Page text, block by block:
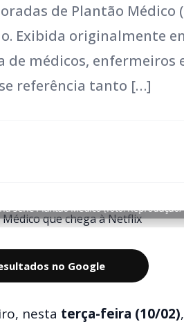
de Plantão Médico
Exibida originalmente
médicos, enfermeiros
referência tanto […]
série Plantão Médico (foto:
no Google
nesta terça-feira (10/02)